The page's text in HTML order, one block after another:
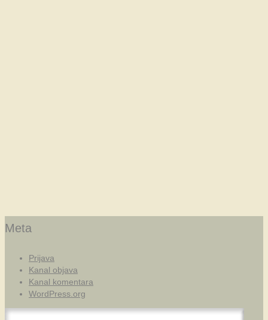
Meta
Prijava
Kanal objava
Kanal komentara
WordPress.org